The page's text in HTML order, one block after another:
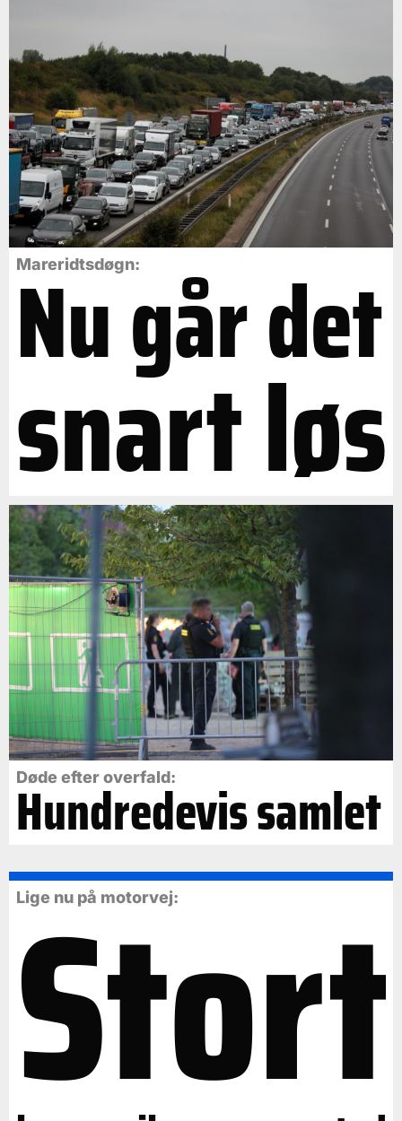
Mareridtsdøgn:
Nu går det
snart løs
Døde efter overfald:
Hundredevis samlet
Lige nu på motorvej:
Stort